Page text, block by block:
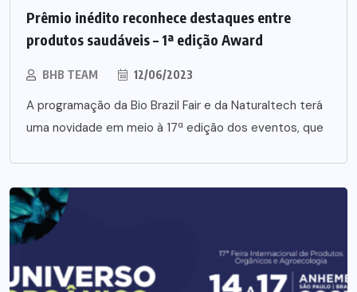
Prêmio inédito reconhece destaques entre
produtos saudáveis – 1ª edição Award
BHB TEAM 12/06/2023
A programação da Bio Brazil Fair e da Naturaltech terá
uma novidade em meio à 17ª edição dos eventos, que